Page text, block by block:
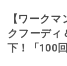
【ワーク
クフーディ
下！「100